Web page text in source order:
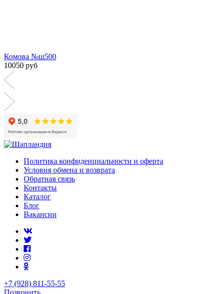
Комова №ш500
10050 руб
Политика конфиденциальности и оферта
Условия обмена и возврата
Обратная связь
Контакты
Каталог
Блог
Вакансии
+7 (928) 811-55-55